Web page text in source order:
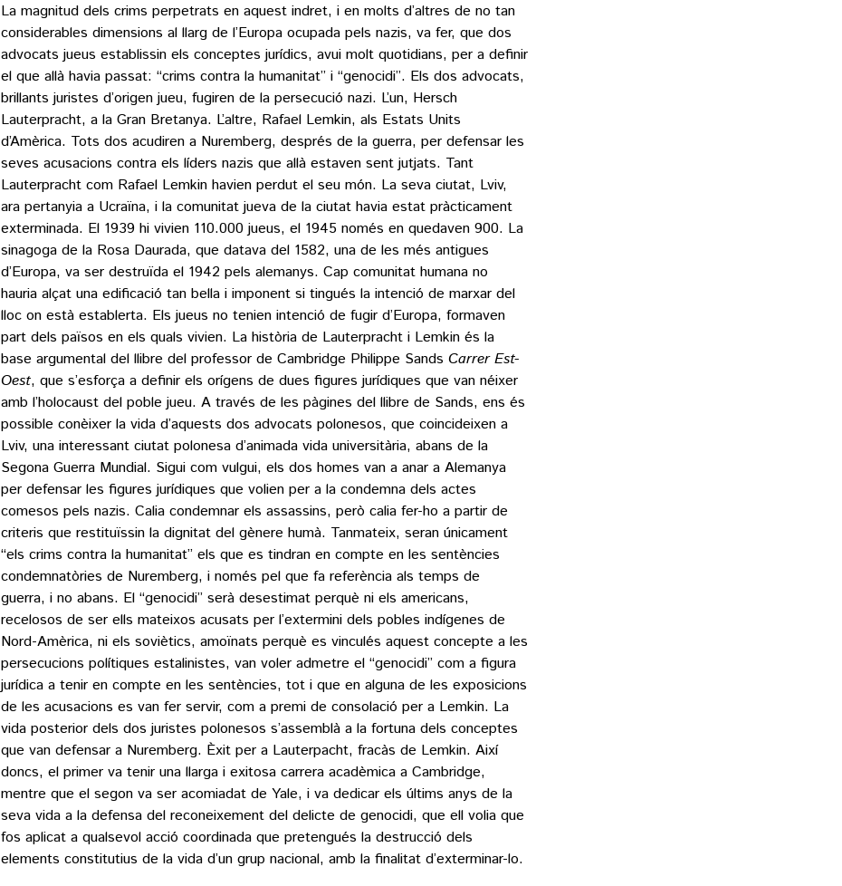
La magnitud dels crims perpetrats en aquest indret, i en molts d’altres de no tan
considerables dimensions al llarg de l’Europa ocupada pels nazis, va fer, que dos
advocats jueus establissin els conceptes jurídics, avui molt quotidians, per a definir
el que allà havia passat: “crims contra la humanitat” i “genocidi”. Els dos advocats,
brillants juristes d’origen jueu, fugiren de la persecució nazi. L’un, Hersch
Lauterpracht, a la Gran Bretanya. L’altre, Rafael Lemkin, als Estats Units
d’Amèrica. Tots dos acudiren a Nuremberg, després de la guerra, per defensar les
seves acusacions contra els líders nazis que allà estaven sent jutjats. Tant
Lauterpracht com Rafael Lemkin havien perdut el seu món. La seva ciutat, Lviv,
ara pertanyia a Ucraïna, i la comunitat jueva de la ciutat havia estat pràcticament
exterminada. El 1939 hi vivien 110.000 jueus, el 1945 només en quedaven 900. La
sinagoga de la Rosa Daurada, que datava del 1582, una de les més antigues
d’Europa, va ser destruïda el 1942 pels alemanys. Cap comunitat humana no
hauria alçat una edificació tan bella i imponent si tingués la intenció de marxar del
lloc on està establerta. Els jueus no tenien intenció de fugir d’Europa, formaven
part dels països en els quals vivien. La història de Lauterpracht i Lemkin és la
base argumental del llibre del professor de Cambridge Philippe Sands Carrer Est-
Oest, que s’esforça a definir els orígens de dues figures jurídiques que van néixer
amb l’holocaust del poble jueu. A través de les pàgines del llibre de Sands, ens és
possible conèixer la vida d’aquests dos advocats polonesos, que coincideixen a
Lviv, una interessant ciutat polonesa d’animada vida universitària, abans de la
Segona Guerra Mundial. Sigui com vulgui, els dos homes van a anar a Alemanya
per defensar les figures jurídiques que volien per a la condemna dels actes
comesos pels nazis. Calia condemnar els assassins, però calia fer-ho a partir de
criteris que restituïssin la dignitat del gènere humà. Tanmateix, seran únicament
“els crims contra la humanitat” els que es tindran en compte en les sentències
condemnatòries de Nuremberg, i només pel que fa referència als temps de
guerra, i no abans. El “genocidi” serà desestimat perquè ni els americans,
recelosos de ser ells mateixos acusats per l’extermini dels pobles indígenes de
Nord-Amèrica, ni els soviètics, amoïnats perquè es vinculés aquest concepte a les
persecucions polítiques estalinistes, van voler admetre el “genocidi” com a figura
jurídica a tenir en compte en les sentències, tot i que en alguna de les exposicions
de les acusacions es van fer servir, com a premi de consolació per a Lemkin. La
vida posterior dels dos juristes polonesos s’assemblà a la fortuna dels conceptes
que van defensar a Nuremberg. Èxit per a Lauterpacht, fracàs de Lemkin. Així
doncs, el primer va tenir una llarga i exitosa carrera acadèmica a Cambridge,
mentre que el segon va ser acomiadat de Yale, i va dedicar els últims anys de la
seva vida a la defensa del reconeixement del delicte de genocidi, que ell volia que
fos aplicat a qualsevol acció coordinada que pretengués la destrucció dels
elements constitutius de la vida d’un grup nacional, amb la finalitat d’exterminar-lo.